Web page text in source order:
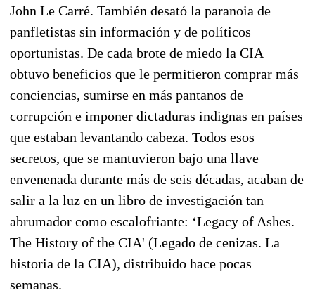
John Le Carré. También desató la paranoia de
panfletistas sin información y de políticos
oportunistas. De cada brote de miedo la CIA
obtuvo beneficios que le permitieron comprar más
conciencias, sumirse en más pantanos de
corrupción e imponer dictaduras indignas en países
que estaban levantando cabeza. Todos esos
secretos, que se mantuvieron bajo una llave
envenenada durante más de seis décadas, acaban de
salir a la luz en un libro de investigación tan
abrumador como escalofriante: ‘Legacy of Ashes.
The History of the CIA' (Legado de cenizas. La
historia de la CIA), distribuido hace pocas
semanas.